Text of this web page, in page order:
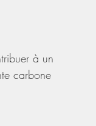
à un
carbone